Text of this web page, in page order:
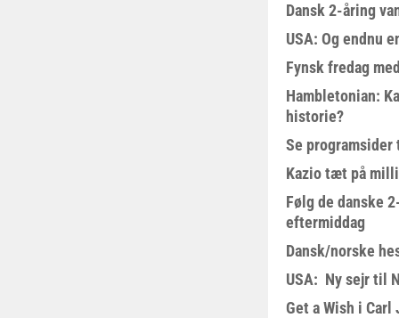
Dansk 2-åring
USA: Og endnu
Fynsk fredag
Hambletonian:
historie?
Se
Kazio tæt på
Følg de danske
eftermiddag
Dansk/norske
USA: Ny sejr til
Get a Wish i Carl